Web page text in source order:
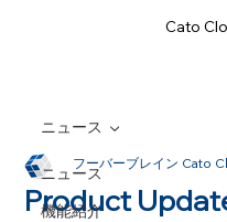
Cato
ニュース
機能紹介
ニュース
Product
フーバーブレイン Cato